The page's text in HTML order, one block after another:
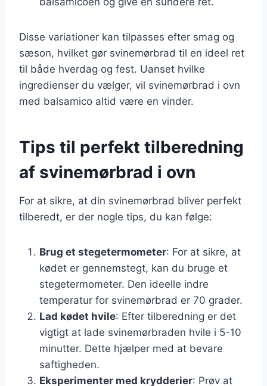
Disse variationer kan tilpasses efter smag og
sæson, hvilket gør svinemørbrad til en ideel ret
til både hverdag og fest. Uanset hvilke
ingredienser du vælger, vil svinemørbrad i ovn
med balsamico altid være en vinder.
Tips til perfekt tilberedning
af svinemørbrad i ovn
For at sikre, at din svinemørbrad bliver perfekt
tilberedt, er der nogle tips, du kan følge:
Brug et stegetermometer: For at sikre, at
kødet er gennemstegt, kan du bruge et
stegetermometer. Den ideelle indre
temperatur for svinemørbrad er 70 grader.
Lad kødet hvile: Efter tilberedning er det
vigtigt at lade svinemørbraden hvile i 5-10
minutter. Dette hjælper med at bevare
saftigheden.
Eksperimenter med krydderier: Prøv at